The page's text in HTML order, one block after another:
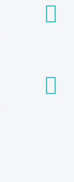



